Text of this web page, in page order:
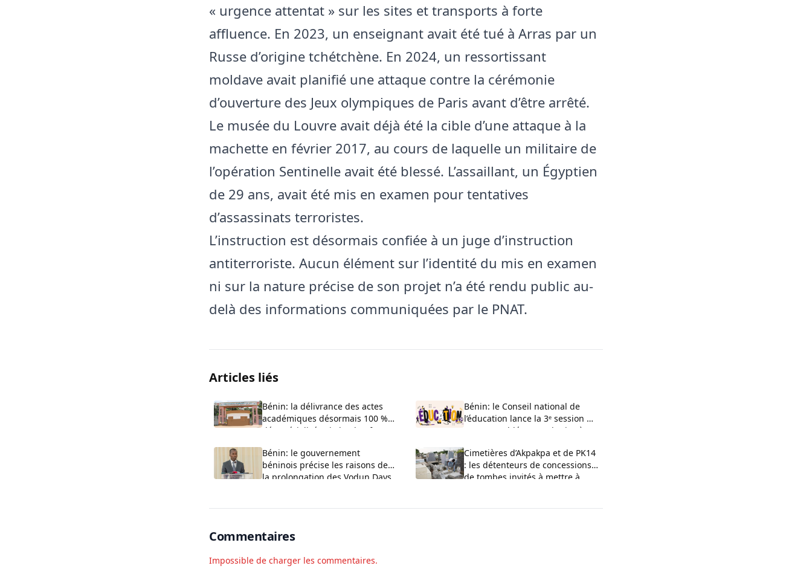
« urgence attentat » sur les sites et transports à forte
affluence. En 2023, un enseignant avait été tué à Arras par un
Russe d’origine tchétchène. En 2024, un ressortissant
moldave avait planifié une attaque contre la cérémonie
d’ouverture des Jeux olympiques de Paris avant d’être arrêté.
Le musée du Louvre avait déjà été la cible d’une attaque à la
machette en février 2017, au cours de laquelle un militaire de
l’opération Sentinelle avait été blessé. L’assaillant, un Égyptien
de 29 ans, avait été mis en examen pour tentatives
d’assassinats terroristes.
L’instruction est désormais confiée à un juge d’instruction
antiterroriste. Aucun élément sur l’identité du mis en examen
ni sur la nature précise de son projet n’a été rendu public au-
delà des informations communiquées par le PNAT.
Articles liés
Bénin: la délivrance des actes
académiques désormais 100 %
dématérialisée via la plateforme
Bénin: le Conseil national de
l’éducation lance la 3ᵉ session de
son Assemblée consultative à
Bénin: le gouvernement
béninois précise les raisons de
la prolongation des Vodun Days
Cimetières d’Akpakpa et de PK14
: les détenteurs de concessions
de tombes invités à mettre à
Commentaires
Impossible de charger les commentaires.